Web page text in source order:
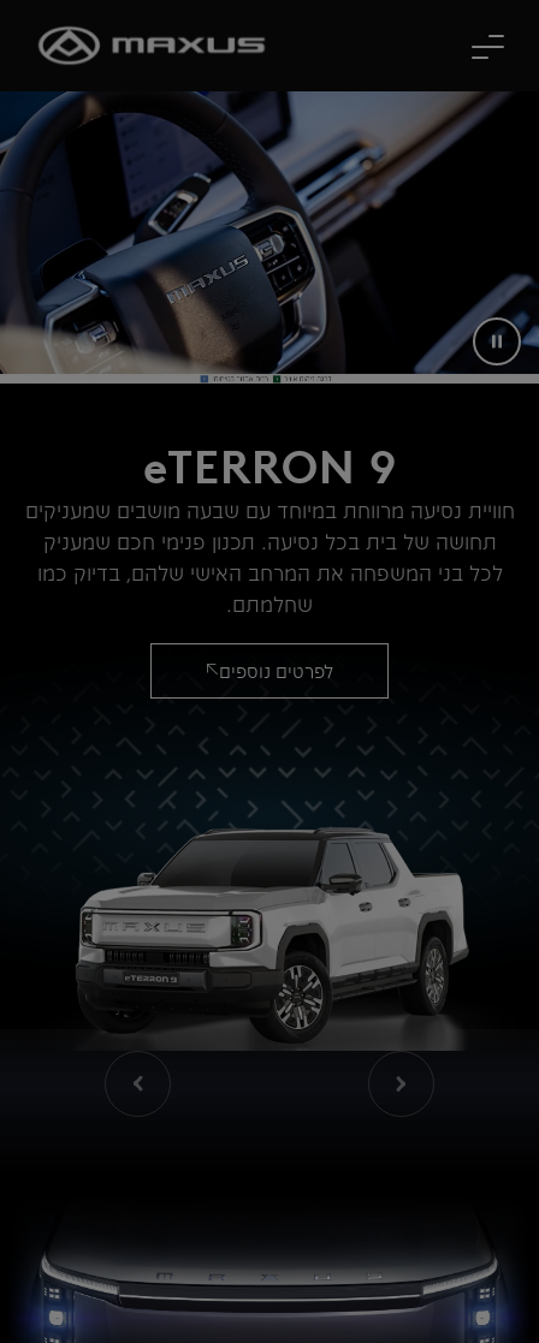
eTERRON 9
חוויית נסיעה מרווחת במיוחד עם שבעה מושבים שמעניקים
תחושה של בית בכל נסיעה. תכנון פנימי חכם שמעניק
לכל בני המשפחה את המרחב האישי שלהם, בדיוק כמו
שחלמתם.
לפרטים נוספים